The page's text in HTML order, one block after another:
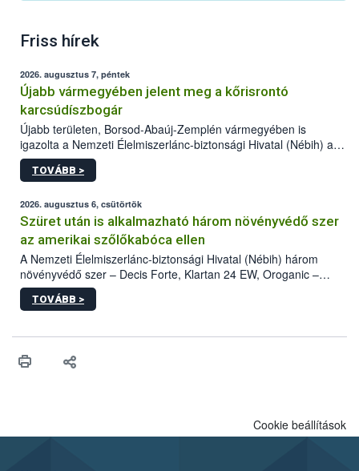
Friss hírek
2026. augusztus 7, péntek
Újabb vármegyében jelent meg a kőrisrontó
karcsúdíszbogár
Újabb területen, Borsod-Abaúj-Zemplén vármegyében is
igazolta a Nemzeti Élelmiszerlánc-biztonsági Hivatal (Nébih) a
kőrisrontó karcsúdíszbogár (Agrilus planipennis) jelenlétét. A
kártevőt nem csak színcsapdában találták meg, de már fertőzött
az intenzív felderítést, emellett az intézkedéseket a szlovák
hatósággal is összehangolják a terjedés megállítása érdekében.
TOVÁBB >
2026. augusztus 6, csütörtök
Szüret után is alkalmazható három növényvédő szer
az amerikai szőlőkabóca ellen
A Nemzeti Élelmiszerlánc-biztonsági Hivatal (Nébih) három
növényvédő szer – Decis Forte, Klartan 24 EW, Oroganic –
engedélyokiratát módosította, így azok a szüretet követően,
egészen a vesszőérettség (BBCH 91) stádiumáig
érésű szőlőkben is legyen lehetőség a károsító elleni további
felhasználók számára is elérhető és ökológiai termesztésben is
TOVÁBB >
Cookie beállítások